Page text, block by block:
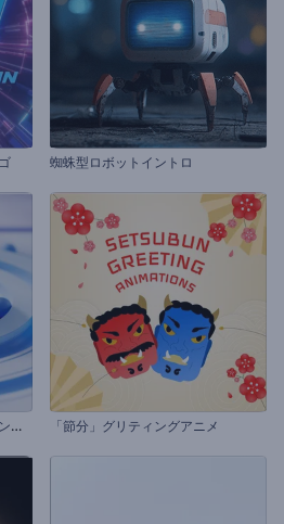
蜘蛛型ロボットイントロ
グ
ローバルニュースのオープニング動画 「節分」グリティングアニメ